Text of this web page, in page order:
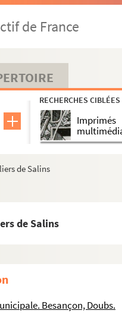
de France
RECHERCHES CIBLÉES
Imprimés
de Salins
de Salins
Besançon, Doubs.
la maison ducale de
Michel à Salins, par la
Dessous de Salins, au
l'hôpital du Saint-Sépulcre de
de la grant saulnerie
[salines de Salins] »
pour le maniement
les procédés d'extraction
l'inventaire des tiltres du
de Salins, laissé en
l'Antique de quinze livres de